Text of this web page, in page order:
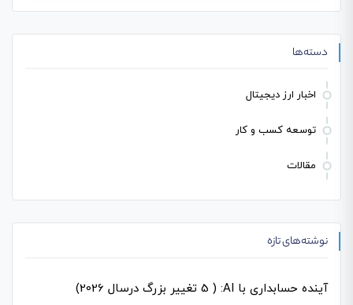
دسته‌ها
اخبار ارز دیجیتال
توسعه کسب و کار
مقالات
نوشته‌های تازه
آینده حسابداری با AI: ( 5 تغییر بزرگ درسال 2026)